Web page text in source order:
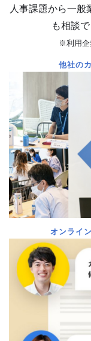
人事課題から一般
も相談
※利用企
他社の
オンライ